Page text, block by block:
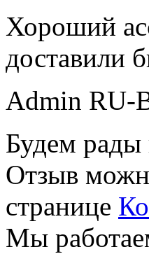
Хороший
доставили
Admin RU-
Будем рады
Отзыв
странице
Мы